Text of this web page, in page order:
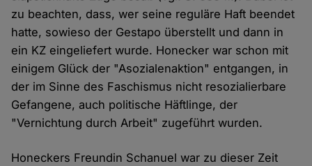
zu beachten, dass, wer seine reguläre Haft beendet
hatte, sowieso der Gestapo überstellt und dann in
ein KZ eingeliefert wurde. Honecker war schon mit
einigem Glück der "Asozialenaktion" entgangen, in
der im Sinne des Faschismus nicht resozialierbare
Gefangene, auch politische Häftlinge, der
"Vernichtung durch Arbeit" zugeführt wurden.
Honeckers Freundin Schanuel war zu dieser Zeit